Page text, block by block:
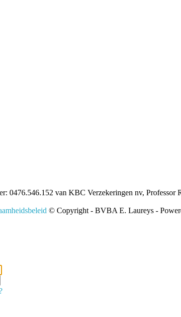
0476.546.152 van KBC Verzekeringen nv,
© Copyright - BVBA E. Laureys -